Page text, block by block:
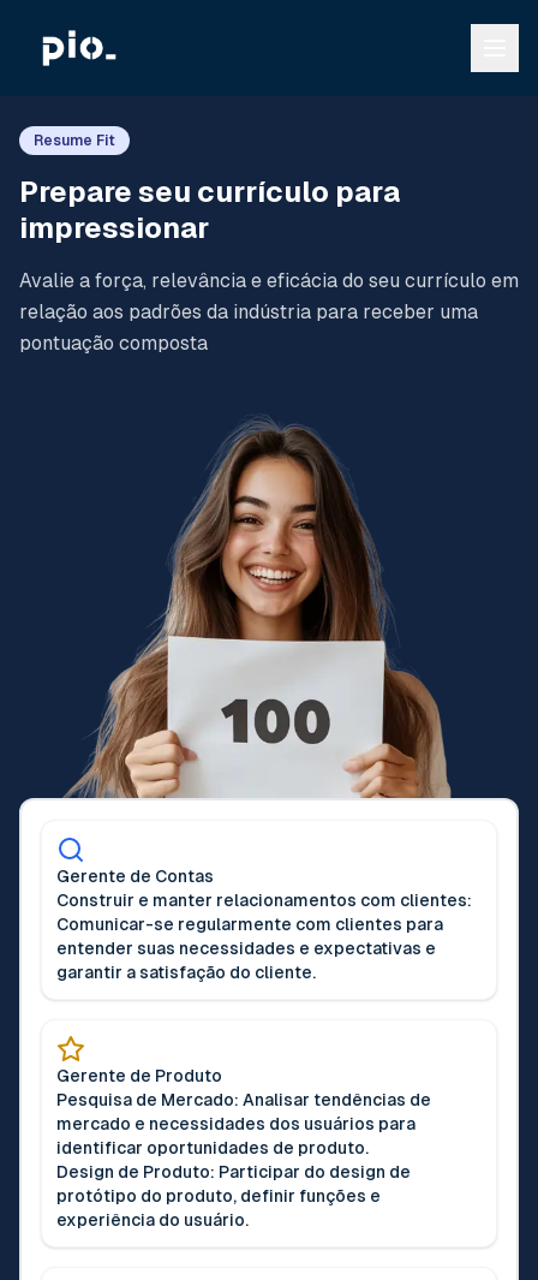
Resume Fit
Prepare seu currículo para
impressionar
Avalie a força, relevância e eficácia do seu currículo em
relação aos padrões da indústria para receber uma
pontuação composta
Gerente de Contas
Construir e manter relacionamentos com clientes:
Comunicar-se regularmente com clientes para
entender suas necessidades e expectativas e
garantir a satisfação do cliente.
Gerente de Produto
Pesquisa de Mercado: Analisar tendências de
mercado e necessidades dos usuários para
identificar oportunidades de produto.
Design de Produto: Participar do design de
protótipo do produto, definir funções e
experiência do usuário.